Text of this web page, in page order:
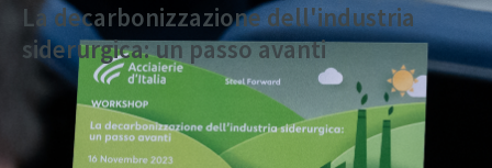
La decarbonizzazione dell'industria
siderurgica: un passo avanti